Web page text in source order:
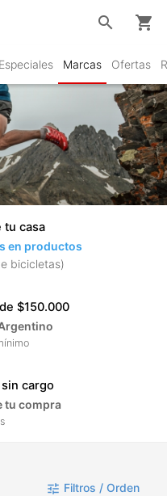
Especiales Marcas Ofertas
search shopping_cart
tu casa
en productos
bicicletas)
$150.000
cargo
tu compra
tune Filtros / Orden